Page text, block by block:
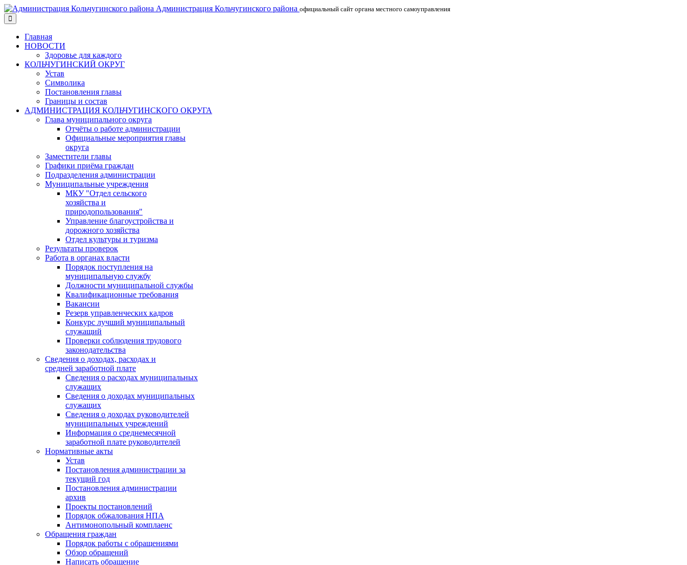
Администрация Кольчугинского района официальный сайт органа местного самоуправления
Главная
НОВОСТИ
Здоровье для каждого
КОЛЬЧУГИНСКИЙ ОКРУГ
Устав
Символика
Постановления главы
Границы и состав
АДМИНИСТРАЦИЯ КОЛЬЧУГИНСКОГО ОКРУГА
Глава муниципального округа
Отчёты о работе администрации
Официальные мероприятия главы
округа
Заместители главы
Графики приёма граждан
Подразделения администрации
Муниципальные учреждения
МКУ "Отдел сельского
хозяйства и
природопользования"
Управление благоустройства и
дорожного хозяйства
Отдел культуры и туризма
Результаты проверок
Работа в органах власти
Порядок поступления на
муниципальную службу
Должности муниципальной службы
Квалификационные требования
Вакансии
Резерв управленческих кадров
Конкурс лучший муниципальный
служащий
Проверки соблюдения трудового
законодательства
Сведения о доходах, расходах и
средней заработной плате
Сведения о расходах муниципальных
служащих
Сведения о доходах муниципальных
служащих
Сведения о доходах руководителей
муниципальных учреждений
Информация о среднемесячной
заработной плате руководителей
Нормативные акты
Устав
Постановления администрации за
текущий год
Постановления администрации
архив
Проекты постановлений
Порядок обжалования НПА
Антимонопольный комплаенс
Обращения граждан
Порядок работы с обращениями
Обзор обращений
Написать обращение